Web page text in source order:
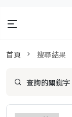
首頁 搜尋結果
查詢的關鍵字